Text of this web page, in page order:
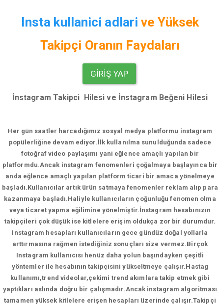
Insta kullanici adlari ve Yüksek
Takipçi Oranın Faydaları
GIRIŞ YAP
İnstagram Takipci Hilesi ve İnstagram Beğeni Hilesi
Her gün saatler harcadığımız sosyal medya platformu instagram
popülerliğine devam ediyor.İlk kullanılma sunulduğunda sadece
fotoğraf video paylaşımı yani eğlence amaçlı yapılan bir
platformdu.Ancak instagram fenomenleri çoğalmaya başlayınca bir
anda eğlence amaçlı yapılan platform ticari bir amaca yönelmeye
başladı.Kullanıcılar artık ürün satmaya fenomenler reklam alıp para
kazanmaya başladı.Haliyle kullanıcıların çoğunluğu fenomen olma
veya ticaret yapma eğilimine yönelmiştir.İnstagram hesabınızın
takipçileri çok düşük ise kitlelere erişim oldukça zor bir durumdur.
Instagram hesapları kullanıcıların gece gündüz doğal yollarla
arttırmasına rağmen istediğiniz sonuçları size vermez.Birçok
Instagram kullanıcısı henüz daha yolun başındayken çeşitli
yöntemler ile hesabının takipçisini yükseltmeye çalışır.Hastag
kullanımı,trend videolar,çekimi trend akımlara takip etmek gibi
yaptıkları aslında doğru bir çalışmadır.Ancak instagram algoritması
tamamen yüksek kitlelere erişen hesapları üzerinde çalışır.Takipçi